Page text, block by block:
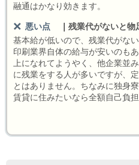
融通はかなり効きます。
悪い点
残業代がないと物
基本給が低いので、残業代がな
印刷業界自体の給与が安いのも
上になれてようやく、他企業並
に残業をする人が多いですが、
とはありません。ちなみに独身
賃貸に住みたいなら全額自己負担